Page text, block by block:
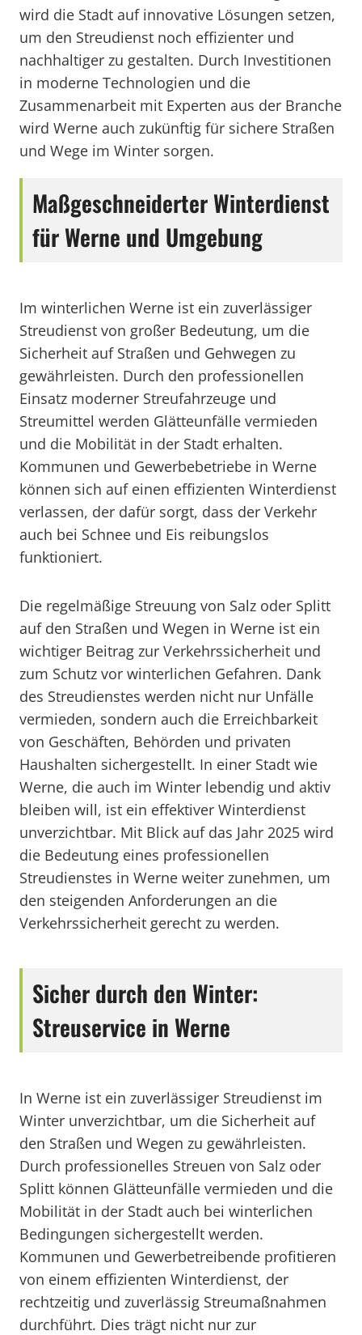
wird die Stadt auf innovative Lösungen setzen,
um den Streudienst noch effizienter und
nachhaltiger zu gestalten. Durch Investitionen
in moderne Technologien und die
Zusammenarbeit mit Experten aus der Branche
wird Werne auch zukünftig für sichere Straßen
und Wege im Winter sorgen.
Maßgeschneiderter Winterdienst
für Werne und Umgebung
Im winterlichen Werne ist ein zuverlässiger
Streudienst von großer Bedeutung, um die
Sicherheit auf Straßen und Gehwegen zu
gewährleisten. Durch den professionellen
Einsatz moderner Streufahrzeuge und
Streumittel werden Glätteunfälle vermieden
und die Mobilität in der Stadt erhalten.
Kommunen und Gewerbebetriebe in Werne
können sich auf einen effizienten Winterdienst
verlassen, der dafür sorgt, dass der Verkehr
auch bei Schnee und Eis reibungslos
funktioniert.
Die regelmäßige Streuung von Salz oder Splitt
auf den Straßen und Wegen in Werne ist ein
wichtiger Beitrag zur Verkehrssicherheit und
zum Schutz vor winterlichen Gefahren. Dank
des Streudienstes werden nicht nur Unfälle
vermieden, sondern auch die Erreichbarkeit
von Geschäften, Behörden und privaten
Haushalten sichergestellt. In einer Stadt wie
Werne, die auch im Winter lebendig und aktiv
bleiben will, ist ein effektiver Winterdienst
unverzichtbar. Mit Blick auf das Jahr 2025 wird
die Bedeutung eines professionellen
Streudienstes in Werne weiter zunehmen, um
den steigenden Anforderungen an die
Verkehrssicherheit gerecht zu werden.
Sicher durch den Winter:
Streuservice in Werne
In Werne ist ein zuverlässiger Streudienst im
Winter unverzichtbar, um die Sicherheit auf
den Straßen und Wegen zu gewährleisten.
Durch professionelles Streuen von Salz oder
Splitt können Glätteunfälle vermieden und die
Mobilität in der Stadt auch bei winterlichen
Bedingungen sichergestellt werden.
Kommunen und Gewerbetreibende profitieren
von einem effizienten Winterdienst, der
rechtzeitig und zuverlässig Streumaßnahmen
durchführt. Dies trägt nicht nur zur